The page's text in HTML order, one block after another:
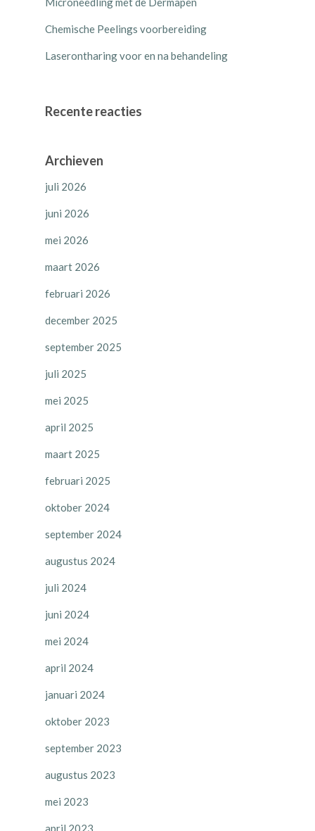
Chemische Peelings voorbereiding
Laserontharing voor en na behandeling
Recente reacties
Archieven
juli 2026
juni 2026
mei 2026
maart 2026
februari 2026
december 2025
september 2025
juli 2025
mei 2025
april 2025
maart 2025
februari 2025
oktober 2024
september 2024
augustus 2024
juli 2024
juni 2024
mei 2024
april 2024
januari 2024
oktober 2023
september 2023
augustus 2023
mei 2023
april 2023